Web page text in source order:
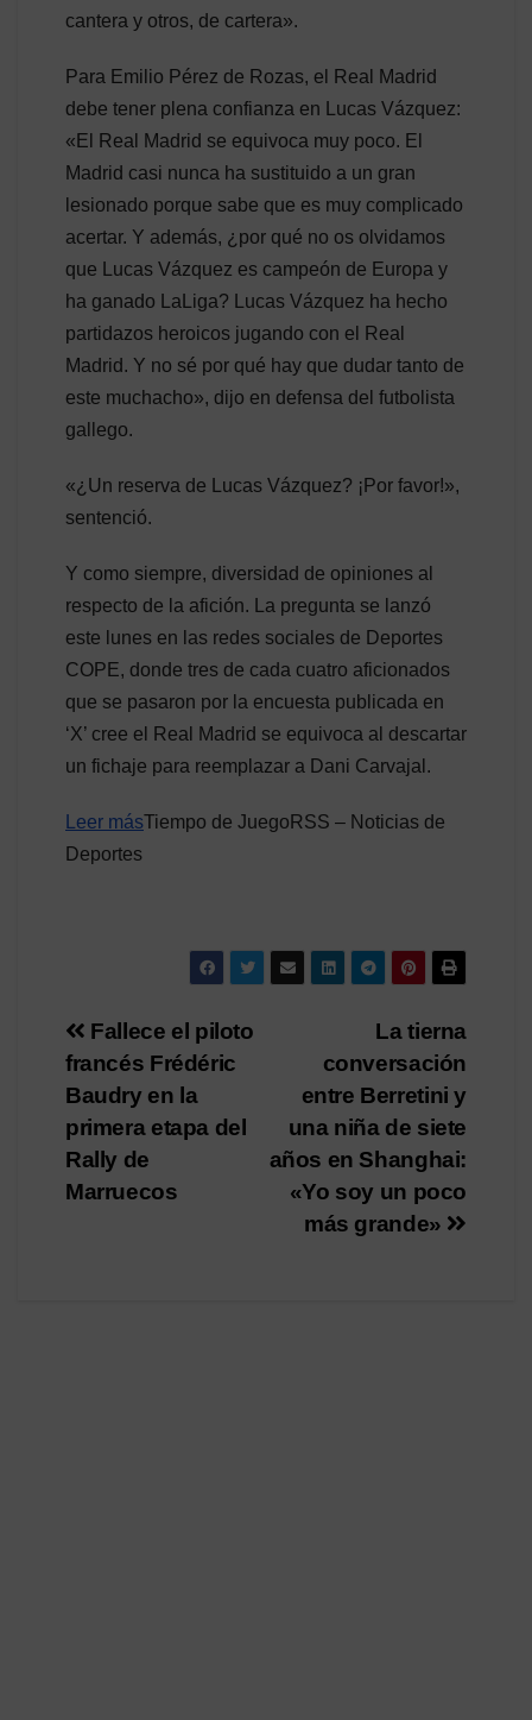
cantera y otros, de cartera».
Para Emilio Pérez de Rozas, el Real Madrid
debe tener plena confianza en Lucas Vázquez:
«El Real Madrid se equivoca muy poco. El
Madrid casi nunca ha sustituido a un gran
lesionado porque sabe que es muy complicado
acertar. Y además, ¿por qué no os olvidamos
que Lucas Vázquez es campeón de Europa y
ha ganado LaLiga? Lucas Vázquez ha hecho
partidazos heroicos jugando con el Real
Madrid. Y no sé por qué hay que dudar tanto de
este muchacho», dijo en defensa del futbolista
gallego.
«¿Un reserva de Lucas Vázquez? ¡Por favor!»,
sentenció.
Y como siempre, diversidad de opiniones al
respecto de la afición. La pregunta se lanzó
este lunes en las redes sociales de Deportes
COPE, donde tres de cada cuatro aficionados
que se pasaron por la encuesta publicada en
‘X’ cree el Real Madrid se equivoca al descartar
un fichaje para reemplazar a Dani Carvajal.
Leer másTiempo de JuegoRSS – Noticias de
Deportes
Navegación
de
entradas
La tierna
conversación
entre Berretini y
una niña de siete
años en Shanghai:
«Yo soy un poco
más grande»
Fallece el piloto
francés Frédéric
Baudry en la
primera etapa del
Rally de
Marruecos